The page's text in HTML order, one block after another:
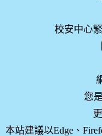
校安中心
您
本站建議以Edge、